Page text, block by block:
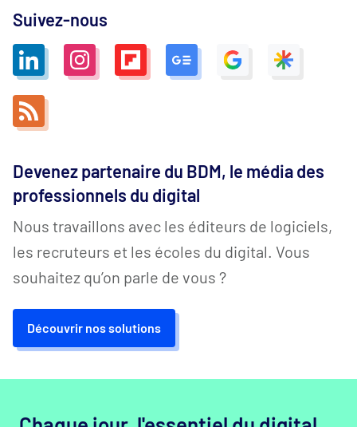
Suivez-nous
Devenez partenaire du BDM, le média des
professionnels du digital
Nous travaillons avec les éditeurs de logiciels,
les recruteurs et les écoles du digital. Vous
souhaitez qu’on parle de vous ?
Découvrir nos solutions